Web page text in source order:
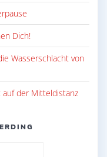
Dich!
Wasserschlacht von
auf der Mitteldistanz